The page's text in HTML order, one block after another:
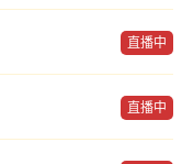
直播中
直播中